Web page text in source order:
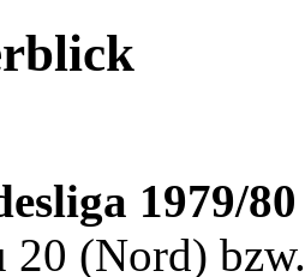
1979/80
20 (Nord)